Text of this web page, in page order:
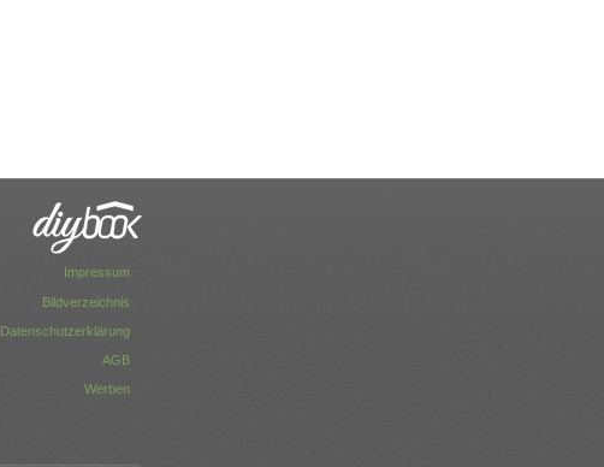
Impressum
Bildverzeichnis
Datenschutzerklärung
AGB
Werben